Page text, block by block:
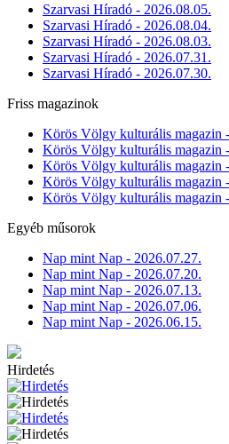
Szarvasi Híradó - 2026.08.05.
Szarvasi Híradó - 2026.08.04.
Szarvasi Híradó - 2026.08.03.
Szarvasi Híradó - 2026.07.31.
Szarvasi Híradó - 2026.07.30.
Friss magazinok
Körös Völgy kulturális magazin
Körös Völgy kulturális magazin
Körös Völgy kulturális magazin
Körös Völgy kulturális magazin
Körös Völgy kulturális magazin
Egyéb műsorok
Nap mint Nap - 2026.07.27.
Nap mint Nap - 2026.07.20.
Nap mint Nap - 2026.07.13.
Nap mint Nap - 2026.07.06.
Nap mint Nap - 2026.06.15.
Hirdetés